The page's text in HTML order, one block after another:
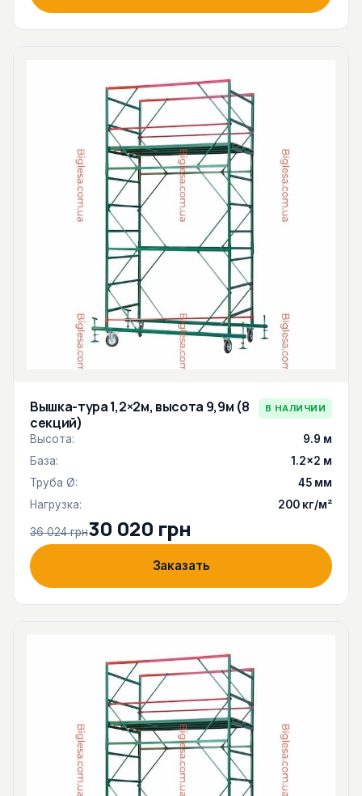
Вышка-тура 1,2×2м, высота 9,9м (8
секций)
В НАЛИЧИИ
Высота:
9.9 м
База:
1.2×2 м
Труба Ø:
45 мм
Нагрузка:
200 кг/м²
36 024 грн30 020 грн
Заказать